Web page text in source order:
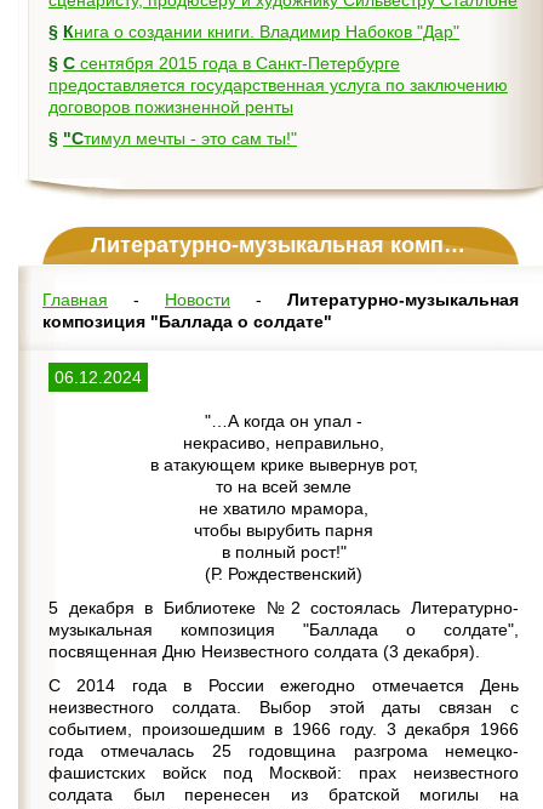
§
Книга о создании книги. Владимир Набоков "Дар"
§ С сентября 2015 года в Санкт-Петербурге
предоставляется государственная услуга по заключению
договоров пожизненной ренты
§
"Стимул мечты - это сам ты!"
Литературно-музыкальная композиция "Баллада о солдате"
Главная - Новости - Литературно-музыкальная
композиция "Баллада о солдате"
06.12.2024
"…А когда он упал -
некрасиво, неправильно,
в атакующем крике вывернув рот,
то на всей земле
не хватило мрамора,
чтобы вырубить парня
в полный рост!"
(Р. Рождественский)
5 декабря в Библиотеке №2 состоялась Литературно-
музыкальная композиция "Баллада о солдате",
посвященная Дню Неизвестного солдата (3 декабря).
С 2014 года в России ежегодно отмечается День
неизвестного солдата. Выбор этой даты связан с
событием, произошедшим в 1966 году. 3 декабря 1966
года отмечалась 25 годовщина разгрома немецко-
фашистских войск под Москвой: прах неизвестного
солдата был перенесен из братской могилы на